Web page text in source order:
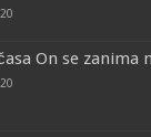
On se zanima